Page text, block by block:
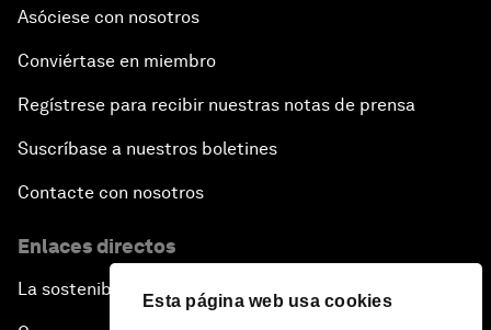
Esta página web usa cookies
Asóciese con nosotros
Conviértase en miembro
Regístrese para recibir nuestras notas de prensa
Suscríbase a nuestros boletines
Contacte con nosotros
Enlaces directos
La sostenibilidad en el Foro